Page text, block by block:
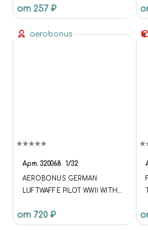
от 257 ₽
aerobonus
Арт. 320068 1/32
AEROBONUS GERMAN
LUFTWAFFE PILOT WWII WITH
от 720 ₽